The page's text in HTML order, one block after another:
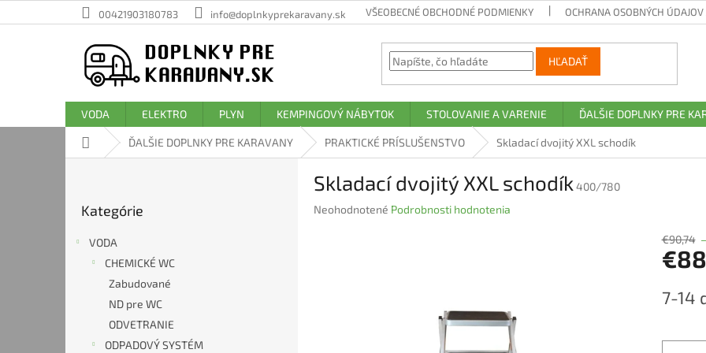
na
00421903180783 info@doplnkyprekaravany.sk VŠEOBECNÉ OBCHODNÉ PODMIENKY OCHRANA OSOBNÝCH ÚDAJOV
HĽADAŤ
VODA ELEKTRO PLYN KEMPINGOVÝ NÁBYTOK STOLOVANIE A VARENIE ĎALŠIE DOPLNKY PRE
DomovĎALŠIE DOPLNKY PRE KARAVANY PRAKTICKÉ PRÍSLUŠENSTVO Skladací dvojitý XXL schodík
kategórie
Kategórie
VODA
CHEMICKÉ WC
Zabudované
ND pre WC
ODVETRANIE
ODPADOVÝ SYSTÉM
Skladací dvojitý XXL schodík 400/780
Priemerné
Neohodnotené Podrobnosti hodnotenia
€90,74
cena:
7-14